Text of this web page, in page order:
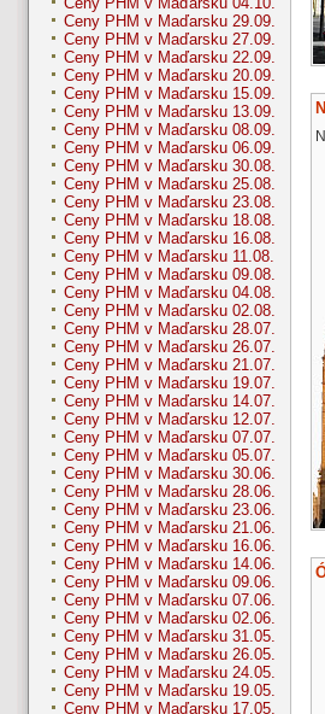
Ceny PHM v Maďarsku 29.09.
Ceny PHM v Maďarsku 27.09.
Ceny PHM v Maďarsku 22.09.
Ceny PHM v Maďarsku 20.09.
Ceny PHM v Maďarsku 15.09.
Ceny PHM v Maďarsku 13.09.
Ceny PHM v Maďarsku 08.09.
Ceny PHM v Maďarsku 06.09.
Ceny PHM v Maďarsku 30.08.
Ceny PHM v Maďarsku 25.08.
Ceny PHM v Maďarsku 23.08.
Ceny PHM v Maďarsku 18.08.
Ceny PHM v Maďarsku 16.08.
Ceny PHM v Maďarsku 11.08.
Ceny PHM v Maďarsku 09.08.
Ceny PHM v Maďarsku 04.08.
Ceny PHM v Maďarsku 02.08.
Ceny PHM v Maďarsku 28.07.
Ceny PHM v Maďarsku 26.07.
Ceny PHM v Maďarsku 21.07.
Ceny PHM v Maďarsku 19.07.
Ceny PHM v Maďarsku 14.07.
Ceny PHM v Maďarsku 12.07.
Ceny PHM v Maďarsku 07.07.
Ceny PHM v Maďarsku 05.07.
Ceny PHM v Maďarsku 30.06.
Ceny PHM v Maďarsku 28.06.
Ceny PHM v Maďarsku 23.06.
Ceny PHM v Maďarsku 21.06.
Ceny PHM v Maďarsku 16.06.
Ceny PHM v Maďarsku 14.06.
Ceny PHM v Maďarsku 09.06.
Ceny PHM v Maďarsku 07.06.
Ceny PHM v Maďarsku 02.06.
Ceny PHM v Maďarsku 31.05.
Ceny PHM v Maďarsku 26.05.
Ceny PHM v Maďarsku 24.05.
Ceny PHM v Maďarsku 19.05.
Ceny PHM v Maďarsku 17.05.